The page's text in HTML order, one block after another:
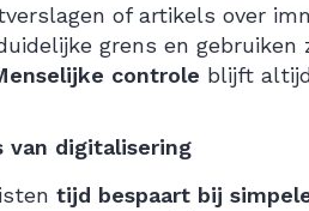
of artikels over
grens en
controle blijft
van digitalisering
tijd bespaart bij